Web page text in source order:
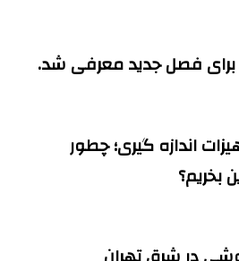
اندازه گیری؛ چطور
بخریم؟